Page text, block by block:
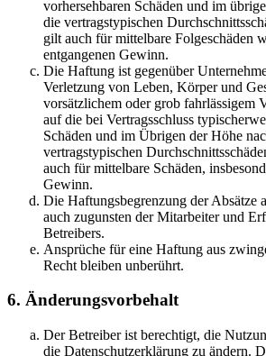
vorhersehbaren Schäden und im
die vertragstypischen
gilt auch für mittelbare Folgeschäden
entgangenen Gewinn.
Die Haftung ist gegenüber
Verletzung von Leben, Körper und
vorsätzlichem oder grob fahrlässigem
auf die bei Vertragsschluss
Schäden und im Übrigen der Höhe
vertragstypischen
auch für mittelbare Schäden,
Gewinn.
Die Haftungsbegrenzung der Absätze
auch zugunsten der Mitarbeiter und
Betreibers.
Ansprüche für eine Haftung aus
Recht bleiben unberührt.
6. Änderungsvorbehalt
Der Betreiber ist berechtigt, die
die Datenschutzerklärung zu ändern.